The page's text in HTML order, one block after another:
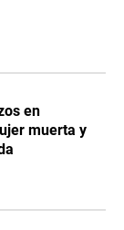
en
muerta y